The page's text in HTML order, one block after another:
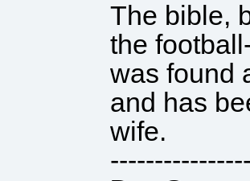
The bible,
the
was found
and has
wife.